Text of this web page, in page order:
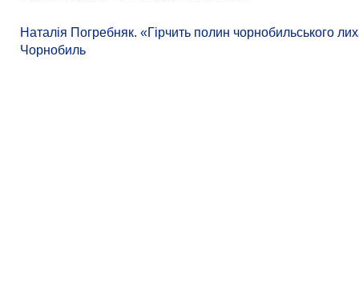
Наталія Погребняк. «Гірчить полин чорнобильського
Чорнобиль